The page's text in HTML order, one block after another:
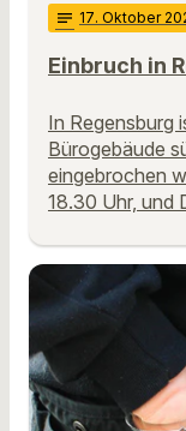
notes 17. Oktober
Einbruch in
In Regensburg
Bürogebäude
eingebrochen
18.30 Uhr, und